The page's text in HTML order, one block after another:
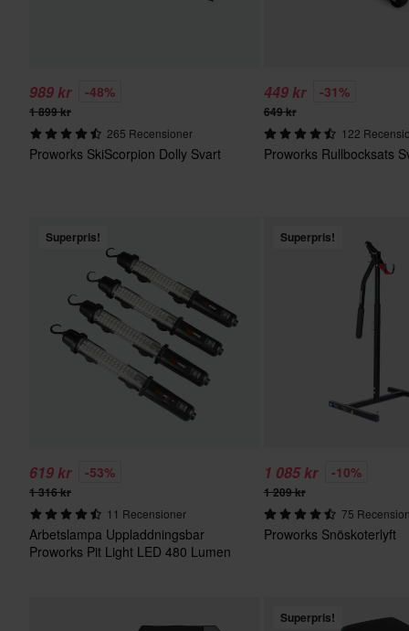
989 kr -48%
1 899 kr
265 Recensioner
Proworks SkiScorpion Dolly Svart
449 kr -31%
649 kr
122
Proworks Rullbocksats
Superpris!
619 kr -53%
1 316 kr
11 Recensioner
Arbetslampa Uppladdningsbar
Proworks Pit Light LED 480 Lumen
Superpris!
1 085 kr -10%
1 209 kr
75
Proworks Snöskoterlyft
Superpris!